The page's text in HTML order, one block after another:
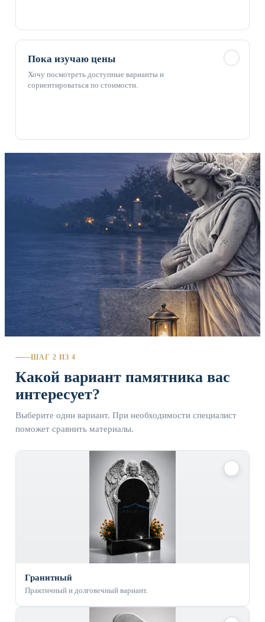
Пока изучаю цены
Хочу посмотреть доступные варианты и
сориентироваться по стоимости.
ШАГ 2 ИЗ 4
Какой вариант памятника вас
интересует?
Выберите один вариант. При необходимости специалист
поможет сравнить материалы.
Гранитный
Практичный и долговечный вариант.